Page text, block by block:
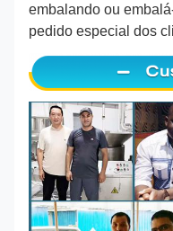
embalando ou
pedido especial dos